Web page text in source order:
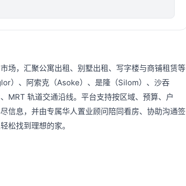
场，汇聚公寓出租、别墅出租、写字楼与商铺租赁等
）、阿索克（Asoke）、是隆（Silom）、沙吞
MRT 轨道交通沿线。平台支持按区域、预算、户
信息，并由专属华人置业顾问陪同看房、协助沟通签
松找到理想的家。